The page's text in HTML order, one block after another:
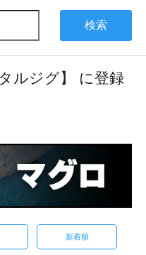
検索
ルジグ】 に登録
新着順